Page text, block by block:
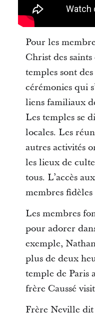
Pour les
Christ des
temples sont
cérémonies qui
liens familiaux
Les temples se
locales. Les
autres activités
les lieux de
tous. L’accès
membres
Les membres
pour adorer
exemple,
plus de deux
temple de Paris
frère Caussé
Frère Neville dit